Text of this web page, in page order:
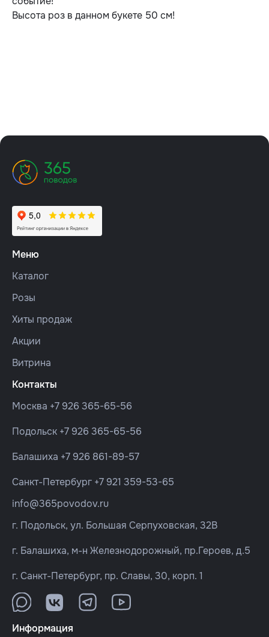
Высота роз в данном букете 50 см!
Меню
Каталог
Розы
Хиты продаж
Акции
Витрина
Контакты
Москва +7 926 365-65-56
Подольск +7 926 365-65-56
Балашиха +7 926 861-89-57
Санкт-Петербург +7 921 359-53-65
info@365povodov.ru
г. Подольск, ул. Большая Серпуховская, 32В
г. Балашиха, м-н Железнодорожный, пр.Героев, д.5
г. Санкт-Петербург, пр. Славы, 30, корп. 1
Информация